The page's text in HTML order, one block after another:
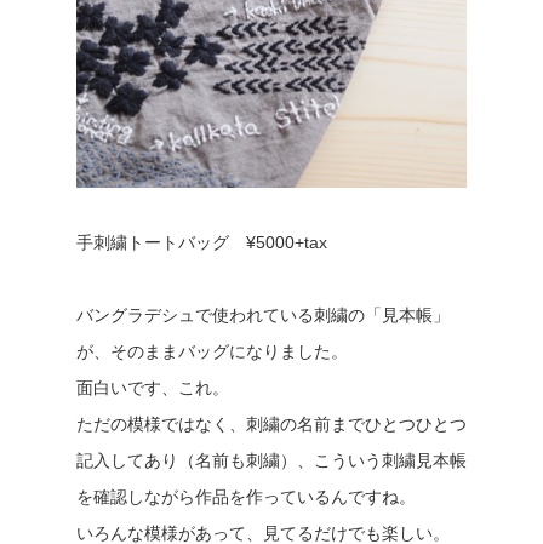
手刺繍トートバッグ ¥5000+tax
バングラデシュで使われている刺繍の「見本帳」
が、そのままバッグになりました。
面白いです、これ。
ただの模様ではなく、刺繍の名前までひとつひとつ
記入してあり（名前も刺繍）、こういう刺繍見本帳
を確認しながら作品を作っているんですね。
いろんな模様があって、見てるだけでも楽しい。